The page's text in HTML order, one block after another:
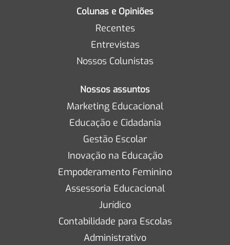
Colunas e Opiniões
Recentes
Entrevistas
Nossos Colunistas
Nossos assuntos
Marketing Educacional
Educação e Cidadania
Gestão Escolar
Inovação na Educação
Empoderamento Feminino
Assessoria Educacional
Jurídico
Contabilidade para Escolas
Administrativo